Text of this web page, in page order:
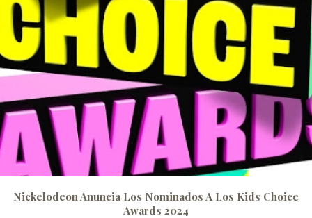
Nickelodeon Anuncia Los Nominados A Los Kids Choice
Awards 2024